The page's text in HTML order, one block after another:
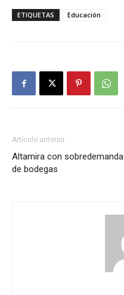
ETIQUETAS Educación
Artículo anterior
Altamira con sobredemanda
de bodegas